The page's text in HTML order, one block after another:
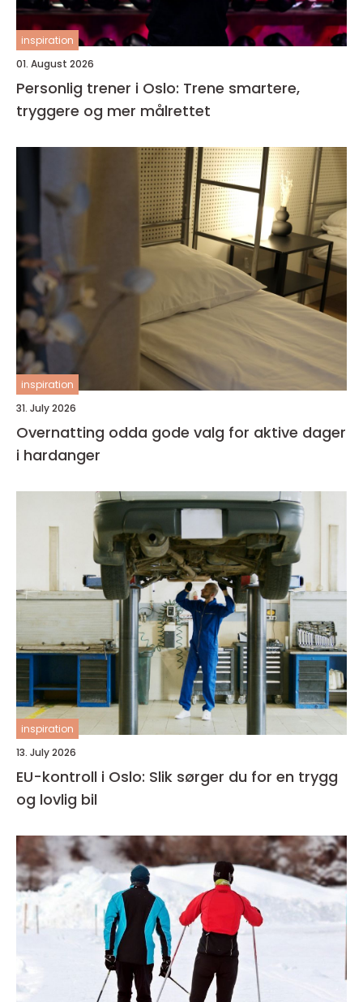
inspiration
01. August 2026
Personlig trener i Oslo: Trene smartere,
tryggere og mer målrettet
inspiration
31. July 2026
Overnatting odda gode valg for aktive dager
i hardanger
inspiration
13. July 2026
EU-kontroll i Oslo: Slik sørger du for en trygg
og lovlig bil